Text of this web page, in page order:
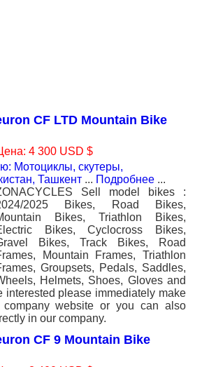
CF LTD Mountain Bike
4 300 USD $
Мотоциклы, скутеры,
Ташкент ... Подробнее ...
Sell model bikes :
2025 Bikes, Road Bikes,
Bikes, Triathlon Bikes,
Bikes, Cyclocross Bikes,
Bikes, Track Bikes, Road
Mountain Frames, Triathlon
Groupsets, Pedals, Saddles,
Helmets, Shoes, Gloves and
interested please immediately make
website or you can also
in our company.
CF 9 Mountain Bike